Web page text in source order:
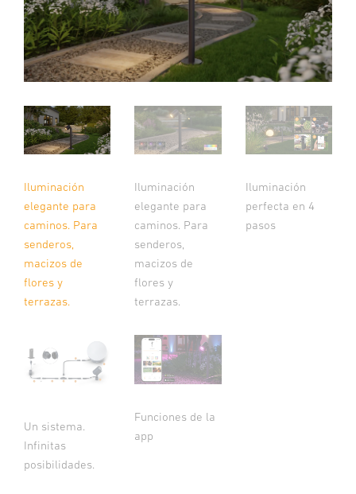
Iluminación
elegante para
caminos. Para
senderos,
macizos de
flores y
terrazas.
Iluminación
elegante para
caminos. Para
senderos,
macizos de
flores y
terrazas.
Iluminación
perfecta en 4
pasos
Un sistema.
Infinitas
posibilidades.
Funciones de la
app